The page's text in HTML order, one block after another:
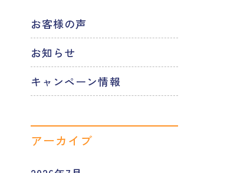
お客様の声
お知らせ
キャンペーン情報
アーカイブ